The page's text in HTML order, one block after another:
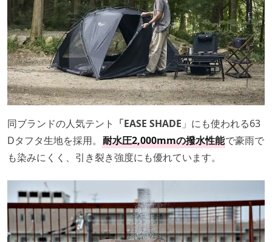
同ブランドの人気テント 「EASE SHADE 」にも使われる63
Dタフタ生地を採用。 耐水圧2,000mmの撥水性能で豪雨で
も染みにくく、引き裂き強度にも優れています。